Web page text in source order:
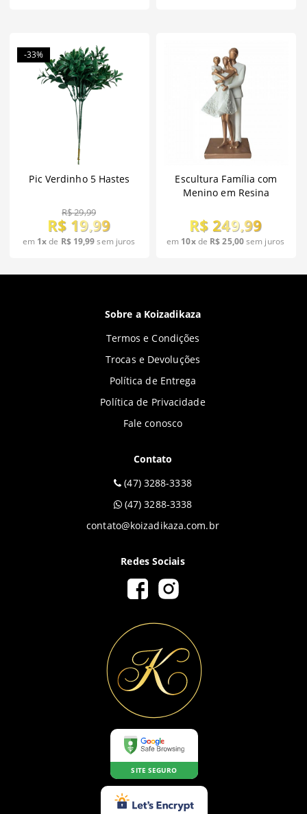
-33%
Pic Verdinho 5 Hastes
R$ 29,99
R$ 19,99
em 1xde R$ 19,99sem juros
Escultura Família com
Menino em Resina
R$ 249,99
em 10xde R$ 25,00sem juros
Sobre a Koizadikaza
Termos e Condições
Trocas e Devoluções
Política de Entrega
Política de Privacidade
Fale conosco
Contato
(47) 3288-3338
(47) 3288-3338
contato@koizadikaza.com.br
Redes Sociais
SITE SEGURO